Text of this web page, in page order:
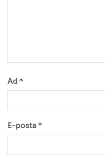
Ad *
E-posta *